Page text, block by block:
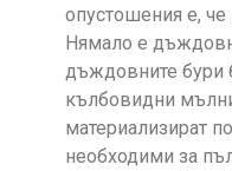
опустошения е,
Нямало е
дъждовните бури
кълбовидни
материализират
необходими за